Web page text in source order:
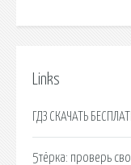
Links
ГДЗ СКАЧАТЬ
5тёрка: проверь